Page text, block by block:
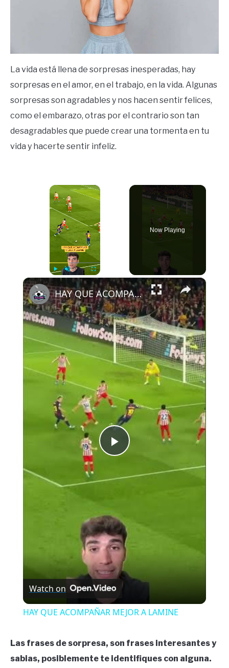
La vida está llena de sorpresas inesperadas, hay
sorpresas en el amor, en el trabajo, en la vida. Algunas
sorpresas son agradables y nos hacen sentir felices,
como el embarazo, otras por el contrario son tan
desagradables que puede crear una tormenta en tu
vida y hacerte sentir infeliz.
×
Play Unmute Fullscreen
Now Playing
×
Play
Video
HAY QUE ACOMPAÑAR MEJOR A LAMINE
Watch on
HAY QUE ACOMPAÑAR MEJOR A LAMINE
Las frases de sorpresa, son frases interesantes y
sabias, posiblemente te identifiques con alguna.